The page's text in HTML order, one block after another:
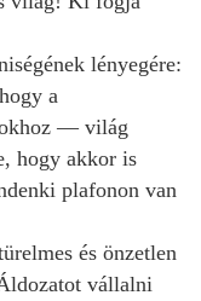
lényegére:
a
— világ
hogy akkor is
plafonon van
és önzetlen
vállalni